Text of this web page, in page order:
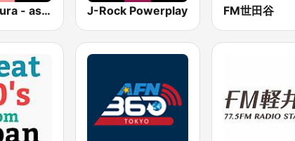
Jazz Sakura - asia DREAM radio J-Rock Powerplay FM世田谷